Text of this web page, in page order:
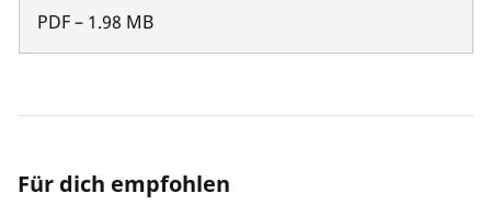
PDF– 1.98 MB
Für dich empfohlen